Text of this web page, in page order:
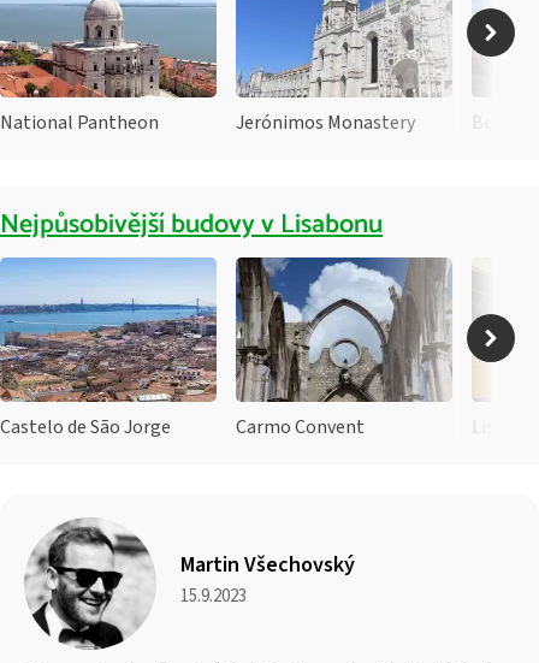
National Pantheon Jerónimos Monastery Belém
Nejpůsobivější budovy v Lisabonu
Castelo de São Jorge Carmo Convent Lisbon
Martin Všechovský
15.9.2023